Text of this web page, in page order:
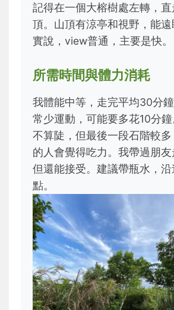
記得在一個大榕樹處左轉，直
頂。山頂有涼亭和視野，能遠
實說，view普通，主要是快。
所需時間與體力消耗
我體能中等，走完平均30分
常少運動，可能要多花10分
不算陡，但最後一段石階較
的人會覺得吃力。我帶過朋
但還能接受。建議帶瓶水，
點。